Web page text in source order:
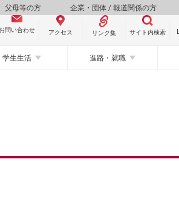
父母等の方 企業・団体 / 報道関係の方
お問い合わせ アクセス リンク集 サイト内検索
学生生活 進路・就職